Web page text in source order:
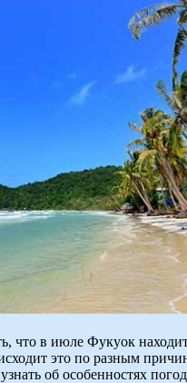
что в июле Фукуок
это по разным
об особенностях